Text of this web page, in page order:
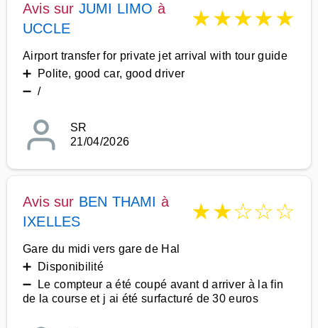
Avis sur JUMI LIMO à
UCCLE
★★★★★
Airport transfer for private jet arrival with tour guide
➕ Polite, good car, good driver
➖ /
SR
21/04/2026
Avis sur BEN THAMI à
IXELLES
★★☆☆☆
Gare du midi vers gare de Hal
➕ Disponibilité
➖ Le compteur a été coupé avant d arriver à la fin
de la course et j ai été surfacturé de 30 euros